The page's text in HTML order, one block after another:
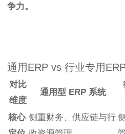
争力。
通用ERP vs 行业专用
对比
维度
通用型 ERP 系统
核心 侧重财务、供应链与行